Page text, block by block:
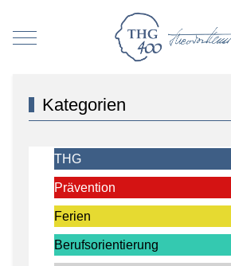
Mobile Menu Toggle
Kategorien
THG
Prävention
Ferien
Berufsorientierung